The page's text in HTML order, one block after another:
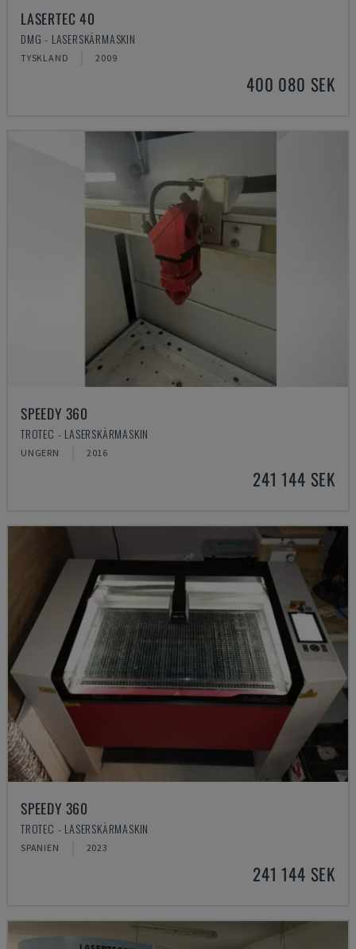
LASERTEC 40
DMG - LASERSKÄRMASKIN
TYSKLAND 2009
400 080 SEK
SPEEDY 360
TROTEC - LASERSKÄRMASKIN
UNGERN 2016
241 144 SEK
SPEEDY 360
TROTEC - LASERSKÄRMASKIN
SPANIEN 2023
241 144 SEK